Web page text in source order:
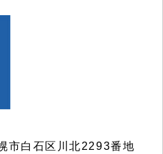
白石区川北2293番地